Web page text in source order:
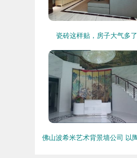
瓷砖这样贴，房子大气多了